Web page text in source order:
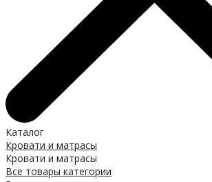
Каталог
Кровати и матрасы
Кровати и матрасы
Все товары категории